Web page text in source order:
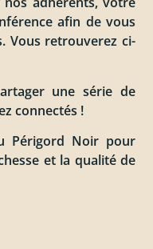
afin de vous
Vous retrouverez ci-
une série de
connectés !
Périgord Noir pour
et la qualité de